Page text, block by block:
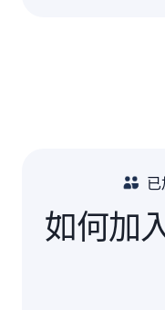
如何加